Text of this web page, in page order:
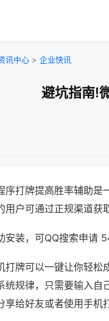
讯中心 > 企业快讯
避坑指南!
序打牌提高胜率辅助是
用户可通过正规渠道获
安装，可QQ搜索申请
打牌可以一键让你轻松
统规律，只需要输入自
享给好友或者使用手机